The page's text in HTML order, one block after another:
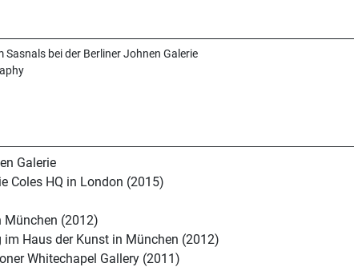
bei der Berliner Johnen Galerie
Galerie
Coles HQ in London (2015)
München (2012)
Haus der Kunst in München (2012)
Whitechapel Gallery (2011)